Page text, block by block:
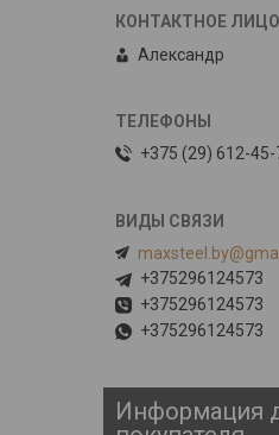
Александр
+375 (29) 612-45-
+375296124573
+375296124573
+375296124573
Информация